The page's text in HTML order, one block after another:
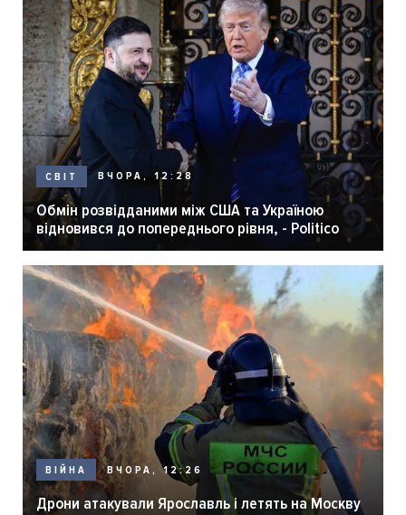
СВІТ ВЧОРА, 12:28
Обмін розвідданими між США та Україною
відновився до попереднього рівня, - Politico
ВІЙНА ВЧОРА, 12:26
Дрони атакували Ярославль і летять на Москву